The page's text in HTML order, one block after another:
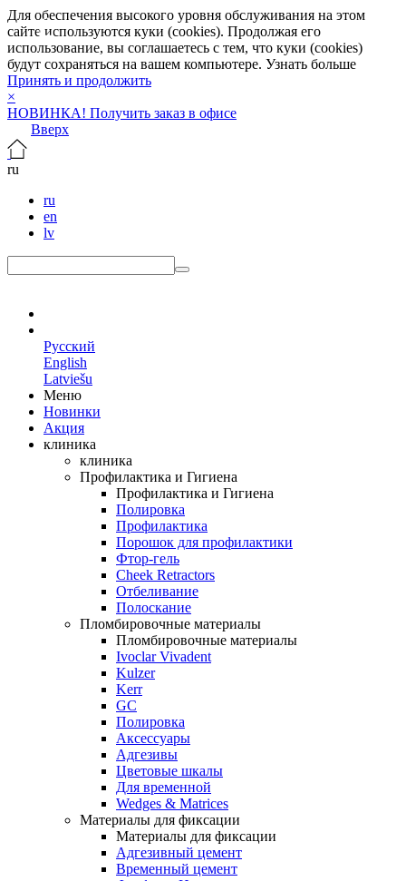
Для обеспечения высокого уровня обслуживания на этом
сайте используются куки (cookies). Продолжая его
использование, вы соглашаетесь с тем, что куки (cookies)
будут сохраняться на вашем компьютере. Узнать больше
Принять и продолжить
×
НОВИНКА! Получить заказ в офисе
Вверх
ru
ru
en
lv
Русский
English
Latviešu
Меню
Новинки
Акция
клиника
клиника
Профилактика и Гигиена
Профилактика и Гигиена
Полировка
Профилактика
Порошок для профилактики
Фтор-гель
Cheek Retractors
Отбеливание
Полоскание
Пломбировочные материалы
Пломбировочные материалы
Ivoclar Vivadent
Kulzer
Kerr
GC
Полировка
Аксессуары
Адгезивы
Цветовые шкалы
Для временной
Wedges & Matrices
Материалы для фиксации
Материалы для фиксации
Адгезивный цемент
Временный цемент